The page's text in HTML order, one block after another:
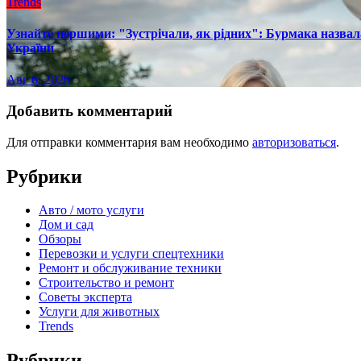
Узнайте першими: "Зустрічали, як рідних": Бурмака
України
Авг 6, 2026
Добавить комментарий
Для отправки комментария вам необходимо авторизоваться.
Рубрики
Авто / мото услуги
Дом и сад
Обзоры
Перевозки и услуги спецтехники
Ремонт и обслуживание техники
Строительство и ремонт
Советы эксперта
Услуги для животных
Trends